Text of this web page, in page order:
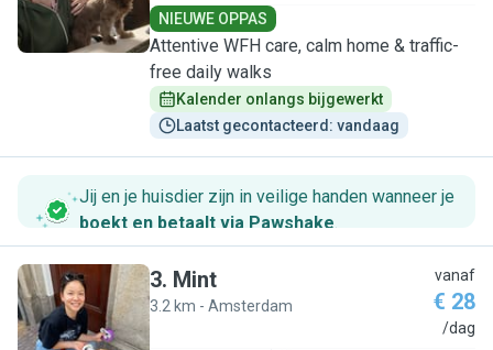
NIEUWE OPPAS
Attentive WFH care, calm home & traffic-
free daily walks
Kalender onlangs bijgewerkt
Laatst gecontacteerd: vandaag
Jij en je huisdier zijn in veilige handen wanneer je
boekt en betaalt via Pawshake.
M
3. Mint
3.2 km - Amsterdam
vanaf
€ 28
/dag